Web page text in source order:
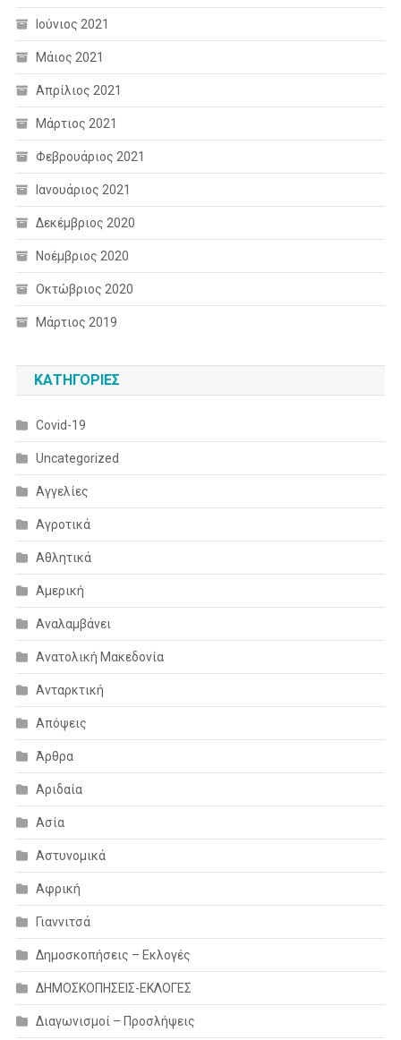
Ιούνιος 2021
Μάιος 2021
Απρίλιος 2021
Μάρτιος 2021
Φεβρουάριος 2021
Ιανουάριος 2021
Δεκέμβριος 2020
Νοέμβριος 2020
Οκτώβριος 2020
Μάρτιος 2019
KΑΤΗΓΟΡΊΕΣ
Covid-19
Uncategorized
Αγγελίες
Αγροτικά
Αθλητικά
Αμερική
Αναλαμβάνει
Ανατολική Μακεδονία
Ανταρκτική
Απόψεις
Άρθρα
Αριδαία
Ασία
Αστυνομικά
Αφρική
Γιαννιτσά
Δημοσκοπήσεις – Εκλογές
ΔΗΜΟΣΚΟΠΗΣΕΙΣ-ΕΚΛΟΓΕΣ
Διαγωνισμοί – Προσλήψεις